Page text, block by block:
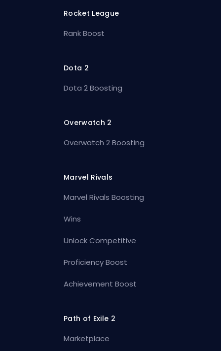
Rocket League
Rank Boost
Dota 2
Dota 2 Boosting
Overwatch 2
Overwatch 2 Boosting
Marvel Rivals
Marvel Rivals Boosting
Wins
Unlock Competitive
Proficiency Boost
Achievement Boost
Path of Exile 2
Marketplace